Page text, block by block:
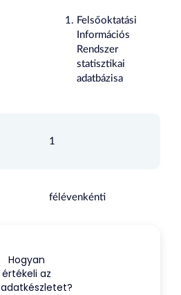
Felsőoktatási
Információs
Rendszer
statisztikai
adatbázisa
1
félévenkénti
Hogyan
értékeli az
adatkészletet?